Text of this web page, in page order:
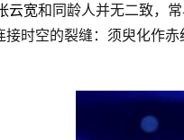
云宽和同龄人并无二致，
接时空的裂缝：须臾化作